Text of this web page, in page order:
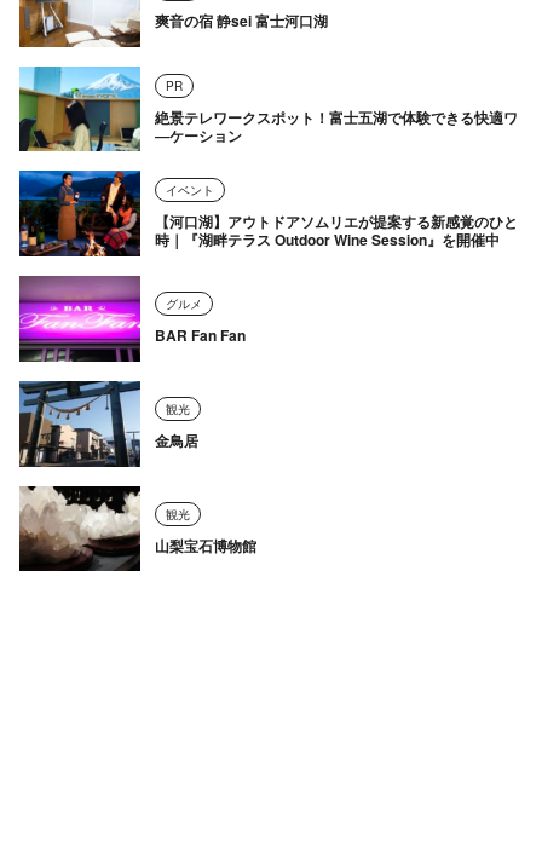
爽音の宿 静sei 富士河口湖
PR
絶景テレワークスポット！富士五湖で体験できる快適ワ
―ケーション
イベント
【河口湖】アウトドアソムリエが提案する新感覚のひと
時｜『湖畔テラス Outdoor Wine Session』を開催中
グルメ
BAR Fan Fan
観光
金鳥居
観光
山梨宝石博物館